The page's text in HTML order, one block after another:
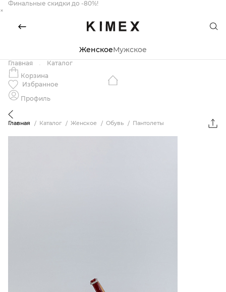
Финальные скидки до -80%!
×
ЖенскоеМужское
Главная
Каталог
Корзина
Избранное
Профиль
Главная Каталог Женское Обувь Пантолеты